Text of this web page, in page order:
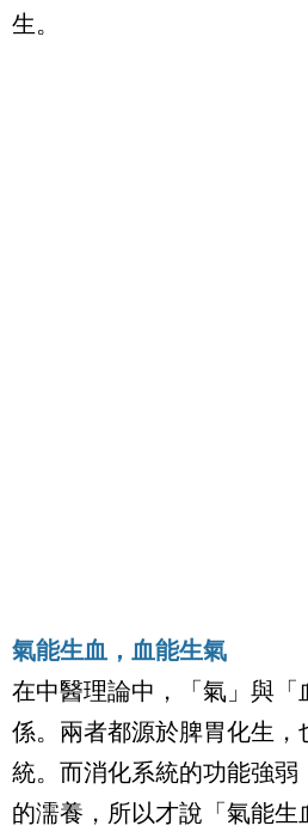
生。
氣能生血，血能生氣
在中醫理論中，「氣」與「
係。兩者都源於脾胃化生，
統。而消化系統的功能強弱
的濡養，所以才說「氣能生